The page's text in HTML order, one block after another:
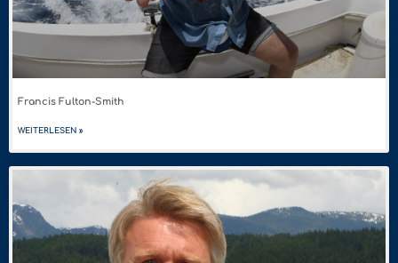
Francis Fulton-Smith
WEITERLESEN »